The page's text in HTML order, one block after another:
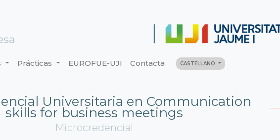
Prácticas EUROFUE-UJI Contacta CASTELLANO
Universitaria en Communication
skills for business meetings
Microcredencial